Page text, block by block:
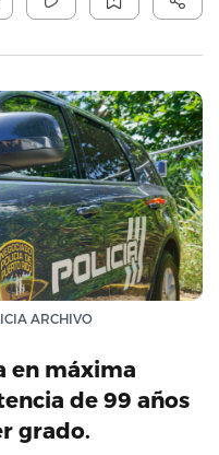
ARCHIVO
en máxima
de 99 años
grado.